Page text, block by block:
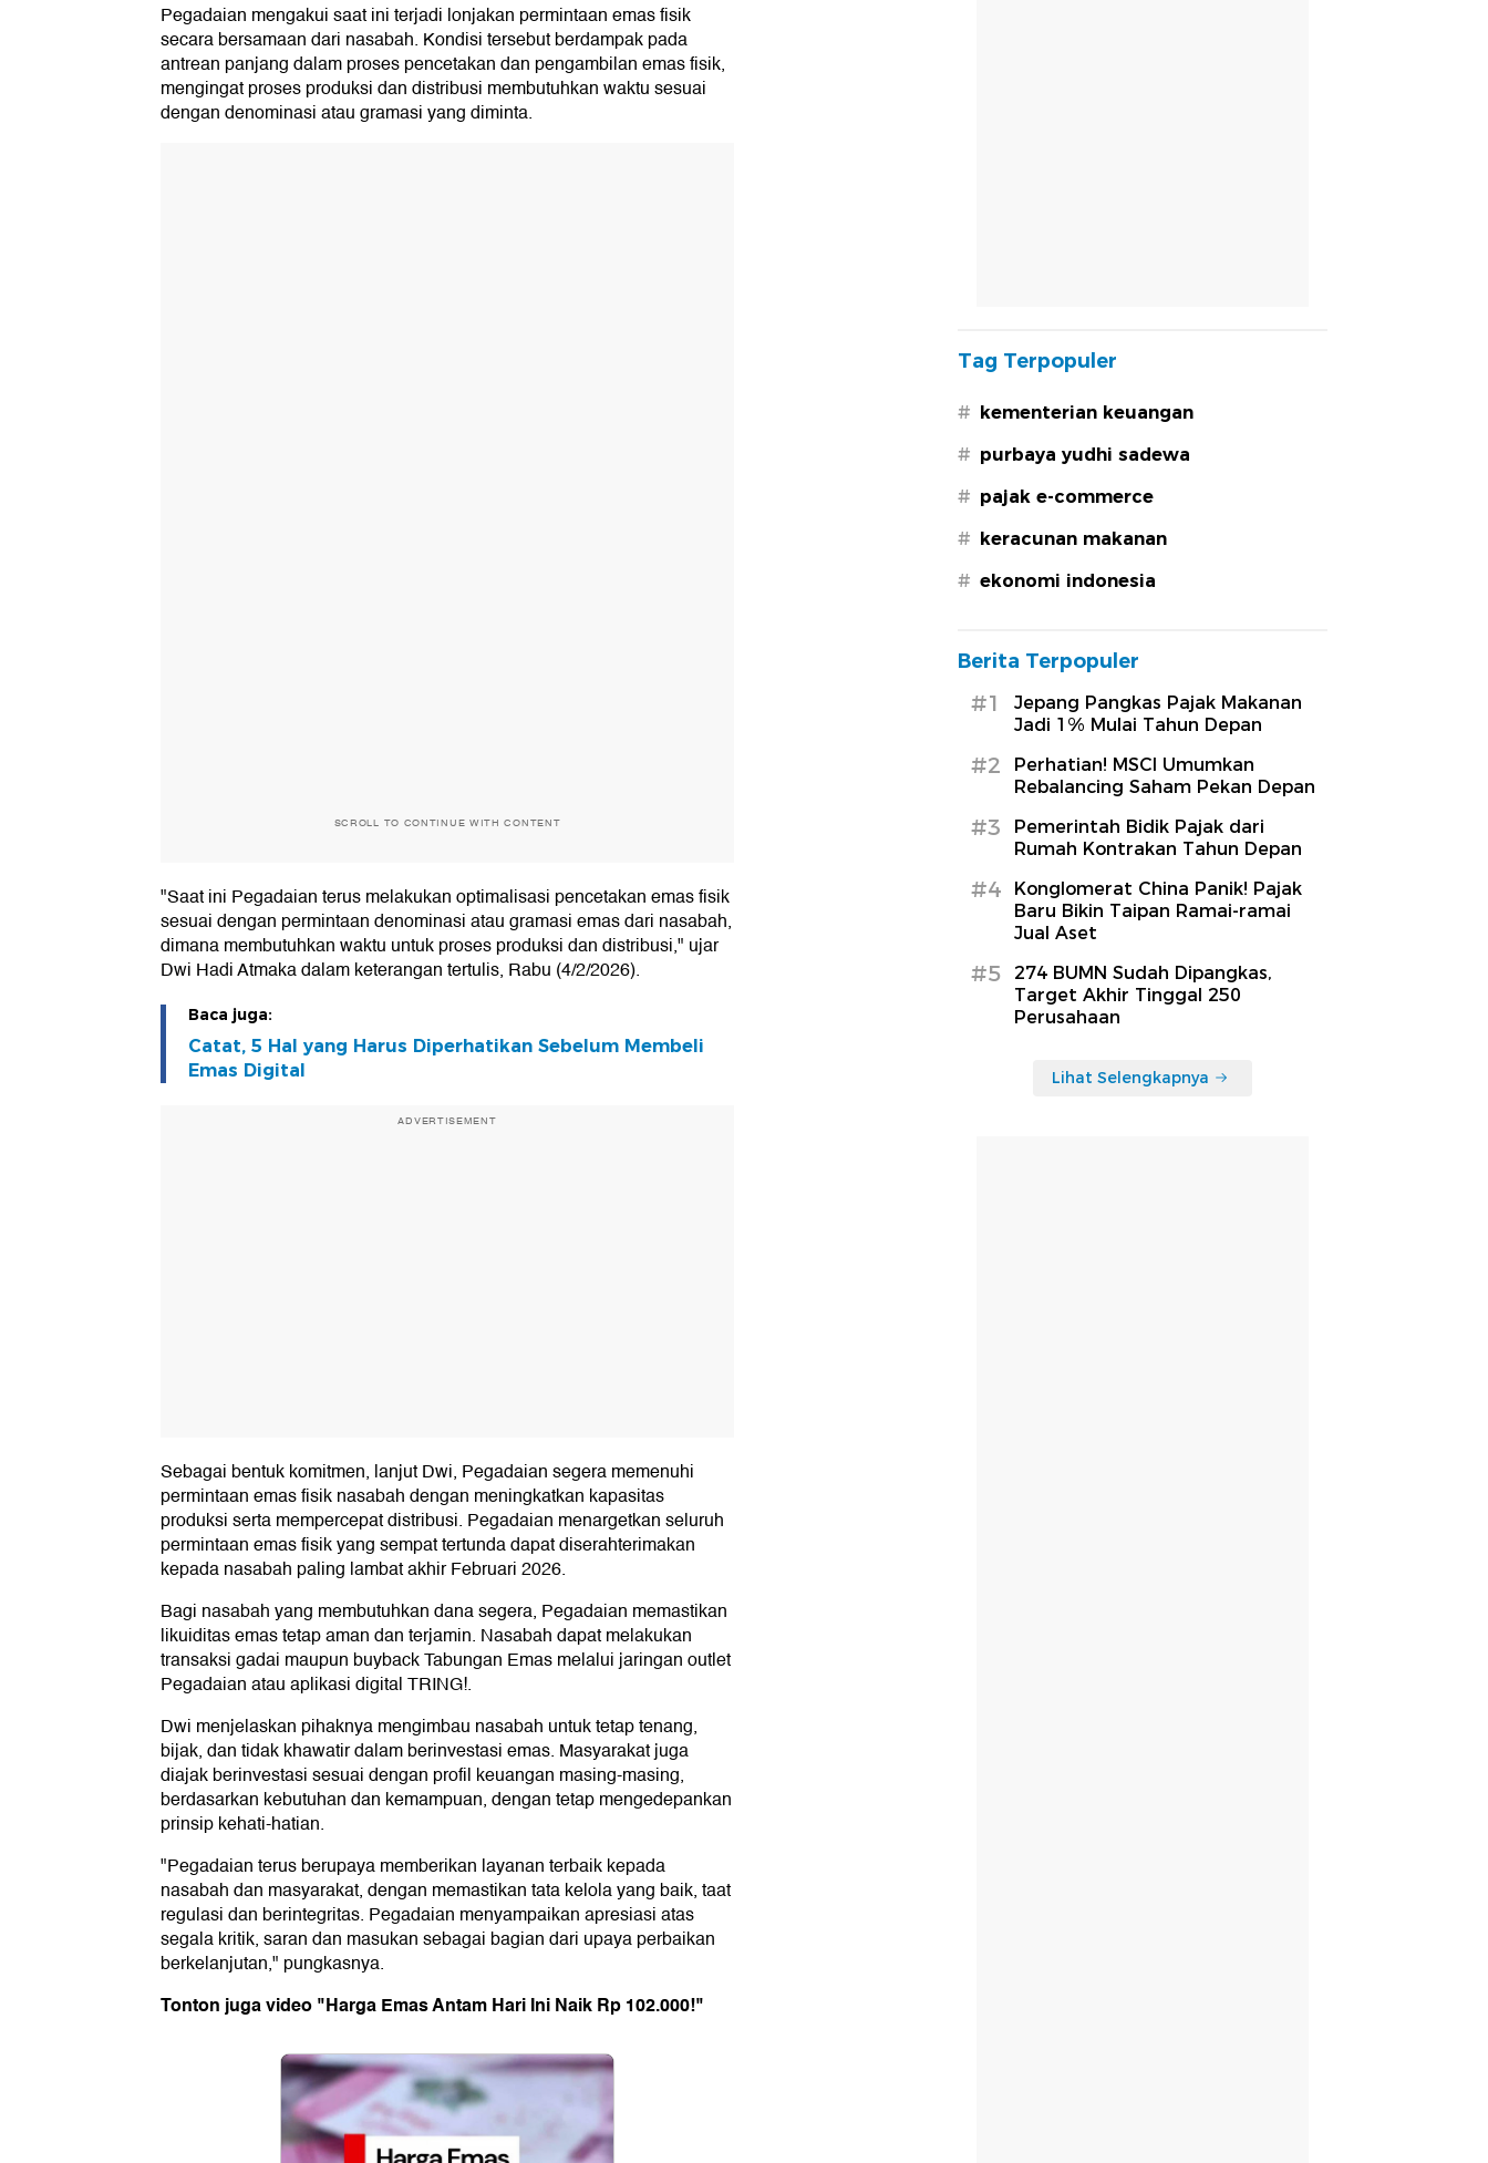
Pegadaian mengakui saat ini terjadi lonjakan permintaan emas fisik
secara bersamaan dari nasabah. Kondisi tersebut berdampak pada
antrean panjang dalam proses pencetakan dan pengambilan emas fisik,
mengingat proses produksi dan distribusi membutuhkan waktu sesuai
dengan denominasi atau gramasi yang diminta.
SCROLL TO CONTINUE WITH CONTENT
"Saat ini Pegadaian terus melakukan optimalisasi pencetakan emas fisik
sesuai dengan permintaan denominasi atau gramasi emas dari nasabah,
dimana membutuhkan waktu untuk proses produksi dan distribusi," ujar
Dwi Hadi Atmaka dalam keterangan tertulis, Rabu (4/2/2026).
Baca juga:
Catat, 5 Hal yang Harus Diperhatikan Sebelum Membeli
Emas Digital
ADVERTISEMENT
Sebagai bentuk komitmen, lanjut Dwi, Pegadaian segera memenuhi
permintaan emas fisik nasabah dengan meningkatkan kapasitas
produksi serta mempercepat distribusi. Pegadaian menargetkan seluruh
permintaan emas fisik yang sempat tertunda dapat diserahterimakan
kepada nasabah paling lambat akhir Februari 2026.
Bagi nasabah yang membutuhkan dana segera, Pegadaian memastikan
likuiditas emas tetap aman dan terjamin. Nasabah dapat melakukan
transaksi gadai maupun buyback Tabungan Emas melalui jaringan outlet
Pegadaian atau aplikasi digital TRING!.
Dwi menjelaskan pihaknya mengimbau nasabah untuk tetap tenang,
bijak, dan tidak khawatir dalam berinvestasi emas. Masyarakat juga
diajak berinvestasi sesuai dengan profil keuangan masing-masing,
berdasarkan kebutuhan dan kemampuan, dengan tetap mengedepankan
prinsip kehati-hatian.
"Pegadaian terus berupaya memberikan layanan terbaik kepada
nasabah dan masyarakat, dengan memastikan tata kelola yang baik, taat
regulasi dan berintegritas. Pegadaian menyampaikan apresiasi atas
segala kritik, saran dan masukan sebagai bagian dari upaya perbaikan
berkelanjutan," pungkasnya.
Tonton juga video "Harga Emas Antam Hari Ini Naik Rp 102.000!"
Tag Terpopuler
# kementerian keuangan
# purbaya yudhi sadewa
# pajak e-commerce
# keracunan makanan
# ekonomi indonesia
Berita Terpopuler
#1
Jepang Pangkas Pajak Makanan
Jadi 1% Mulai Tahun Depan
#2
Perhatian! MSCI Umumkan
Rebalancing Saham Pekan Depan
#3
Pemerintah Bidik Pajak dari
Rumah Kontrakan Tahun Depan
#4
Konglomerat China Panik! Pajak
Baru Bikin Taipan Ramai-ramai
Jual Aset
#5
274 BUMN Sudah Dipangkas,
Target Akhir Tinggal 250
Perusahaan
Lihat Selengkapnya